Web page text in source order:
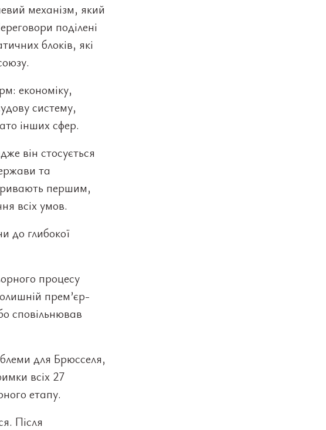
механізм, який
поділені
блоків, які
економіку,
систему,
інших сфер.
він стосується
та
першим,
всіх умов.
до глибокої
процесу
прем’єр-
сповільнював
для Брюсселя,
всіх 27
етапу.
Після